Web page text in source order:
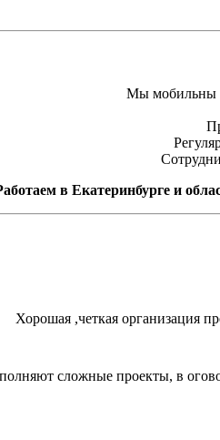
Мы мобильны
в Екатеринбурге и
Хорошая ,четкая организация
сложные проекты, в